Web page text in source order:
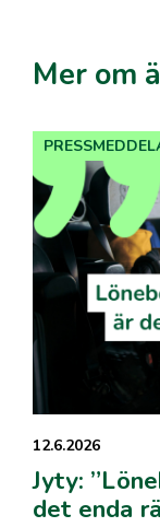
Mer om
12.6.2026
Jyty:
det enda